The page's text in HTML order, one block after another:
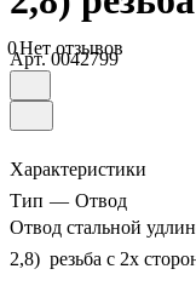
0Нет отзывов
Арт.0042799
Характеристики
Тип — Отвод
Отвод стальной
2,8) резьба с 2х